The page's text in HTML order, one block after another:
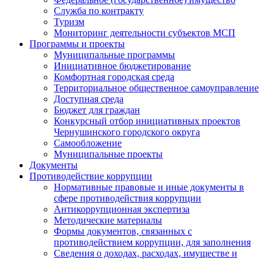
Служба по контракту
Туризм
Мониторинг деятельности субъектов МСП
Программы и проекты
Муниципальные программы
Инициативное бюджетирование
Комфортная городская среда
Территориальное общественное самоуправление
Доступная среда
Бюджет для граждан
Конкурсный отбор инициативных проектов
Чернушинского городского округа
Самообложение
Муниципальные проекты
Документы
Противодействие коррупции
Нормативные правовые и иные документы в
сфере противодействия коррупции
Антикоррупционная экспертиза
Методические материалы
Формы документов, связанных с
противодействием коррупции, для заполнения
Сведения о доходах, расходах, имуществе и